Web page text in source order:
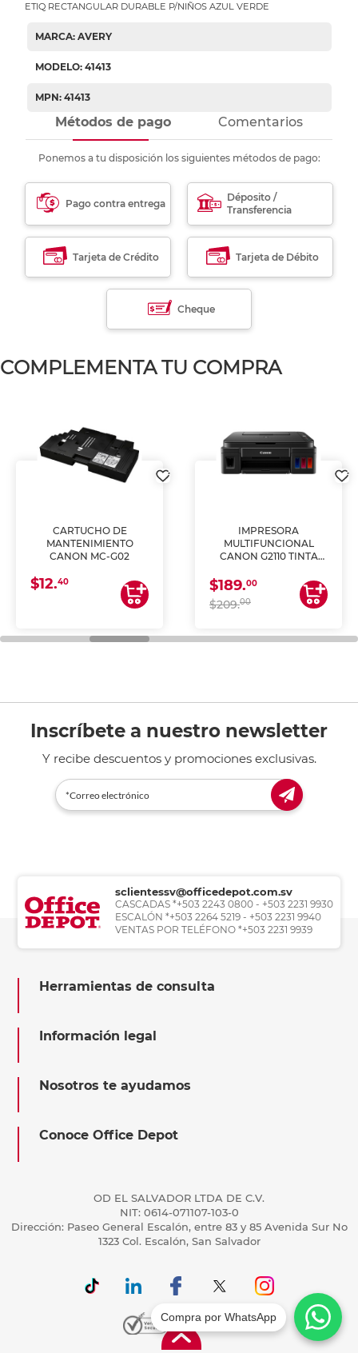
ETIQ RECTANGULAR DURABLE P/NIÑOS AZUL VERDE
MARCA: AVERY
MODELO: 41413
MPN: 41413
Métodos de pago Comentarios
Ponemos a tu disposición los siguientes métodos de pago:
Pago contra entrega
Déposito /
Transferencia
Tarjeta de Crédito Tarjeta de Débito
Cheque
COMPLEMENTA TU COMPRA
CARTUCHO DE
MANTENIMIENTO
CANON MC-G02
$12.40
IMPRESORA
MULTIFUNCIONAL
CANON G2110 TINTA
$189.00
$209.00
Inscríbete a nuestro newsletter
Y recibe descuentos y promociones exclusivas.
sclientessv@officedepot.com.sv
CASCADAS *+503 2243 0800 - +503 2231 9930
ESCALÓN *+503 2264 5219 - +503 2231 9940
VENTAS POR TELÉFONO *+503 2231 9939
Herramientas de consulta
Información legal
Nosotros te ayudamos
Conoce Office Depot
OD EL SALVADOR LTDA DE C.V.
NIT: 0614-071107-103-0
Dirección: Paseo General Escalón, entre 83 y 85 Avenida Sur No
1323 Col. Escalón, San Salvador
Compra por WhatsApp